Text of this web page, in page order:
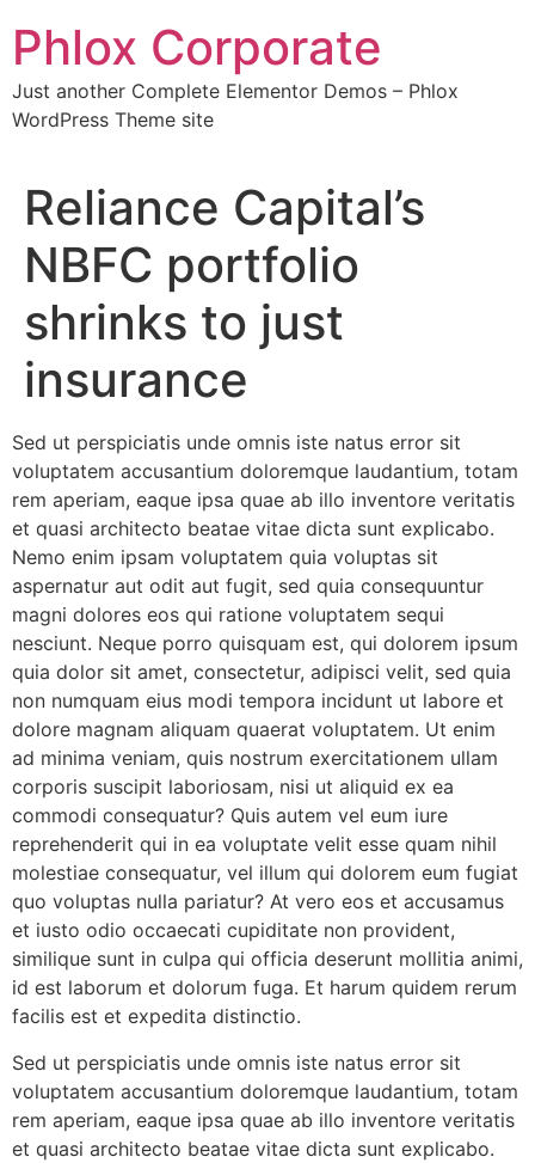
content
Phlox Corporate
Just another Complete Elementor Demos – Phlox
WordPress Theme site
Reliance Capital’s
NBFC portfolio
shrinks to just
insurance
Sed ut perspiciatis unde omnis iste natus error sit
voluptatem accusantium doloremque laudantium, totam
rem aperiam, eaque ipsa quae ab illo inventore veritatis
et quasi architecto beatae vitae dicta sunt explicabo.
Nemo enim ipsam voluptatem quia voluptas sit
aspernatur aut odit aut fugit, sed quia consequuntur
magni dolores eos qui ratione voluptatem sequi
nesciunt. Neque porro quisquam est, qui dolorem ipsum
quia dolor sit amet, consectetur, adipisci velit, sed quia
non numquam eius modi tempora incidunt ut labore et
dolore magnam aliquam quaerat voluptatem. Ut enim
ad minima veniam, quis nostrum exercitationem ullam
corporis suscipit laboriosam, nisi ut aliquid ex ea
commodi consequatur? Quis autem vel eum iure
reprehenderit qui in ea voluptate velit esse quam nihil
molestiae consequatur, vel illum qui dolorem eum fugiat
quo voluptas nulla pariatur? At vero eos et accusamus
et iusto odio occaecati cupiditate non provident,
similique sunt in culpa qui officia deserunt mollitia animi,
id est laborum et dolorum fuga. Et harum quidem rerum
facilis est et expedita distinctio.
Sed ut perspiciatis unde omnis iste natus error sit
voluptatem accusantium doloremque laudantium, totam
rem aperiam, eaque ipsa quae ab illo inventore veritatis
et quasi architecto beatae vitae dicta sunt explicabo.